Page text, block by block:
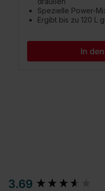
Spezielle Power-
Ergibt bis zu 120 L
In
3.69
New content loaded